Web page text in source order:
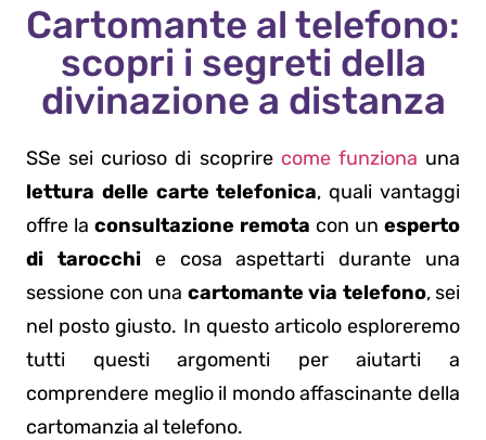
Cartomante al telefono:
scopri i segreti della
divinazione a distanza
SSe sei curioso di scoprire come funziona una
lettura delle carte telefonica, quali vantaggi
offre la consultazione remota con un esperto
di tarocchie cosa aspettarti durante una
sessione con una cartomante via telefono, sei
nel posto giusto. In questo articolo esploreremo
tutti questi argomenti per aiutarti a
comprendere meglio il mondo affascinante della
cartomanzia al telefono.